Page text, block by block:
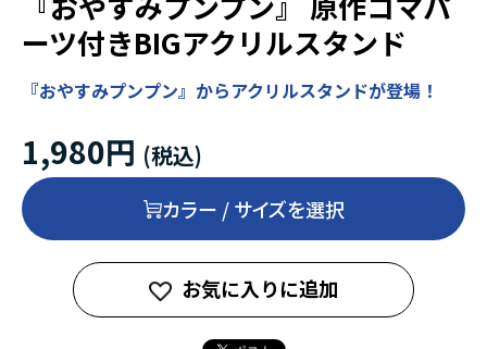
ーツ付きBIGアクリルスタンド
『おやすみプンプン』からアクリルスタンドが登場！
1,980円
カラー / サイズを選択
お気に入りに追加